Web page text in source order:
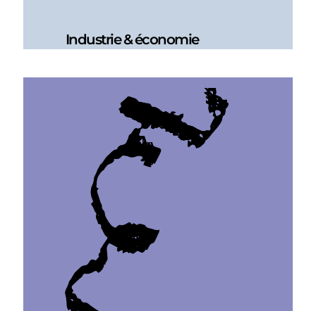
Industrie & économie